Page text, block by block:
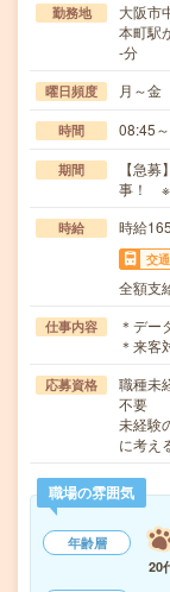
勤務地
大阪市
本町駅
-分
曜日頻度 月～金
時間 08:45
期間
【急
事！
時給 時給
交
全額支
仕事内容
＊デー
＊来客
応募資格
職種未
不要
未経験
に考え
職場の雰囲気
年齢層
20